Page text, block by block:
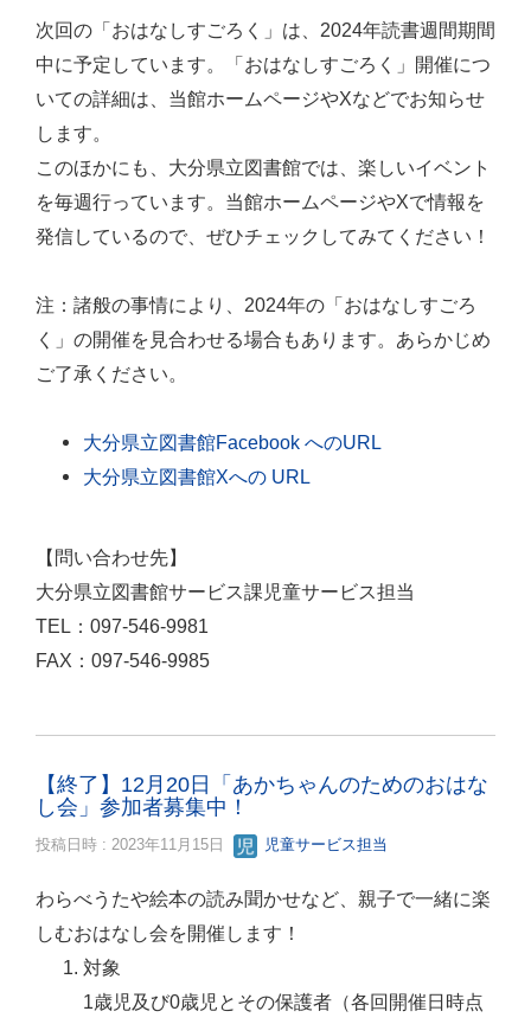
次回の「おはなしすごろく」は、2024年読書週間期間
中に予定しています。「おはなしすごろく」開催につ
いての詳細は、当館ホームページやXなどでお知らせ
します。
このほかにも、大分県立図書館では、楽しいイベント
を毎週行っています。当館ホームページやXで情報を
発信しているので、ぜひチェックしてみてください！
注：諸般の事情により、2024年の「おはなしすごろ
く」の開催を見合わせる場合もあります。あらかじめ
ご了承ください。
大分県立図書館Facebook へのURL
大分県立図書館Xへの URL
【問い合わせ先】
大分県立図書館サービス課児童サービス担当
TEL：097-546-9981
FAX：097-546-9985
【終了】12月20日「あかちゃんのためのおはな
し会」参加者募集中！
投稿日時 : 2023年11月15日 児童サービス担当
わらべうたや絵本の読み聞かせなど、親子で一緒に楽
しむおはなし会を開催します！
対象
1歳児及び0歳児とその保護者（各回開催日時点